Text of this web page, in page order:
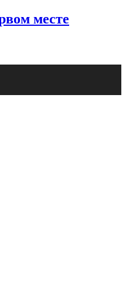
месте